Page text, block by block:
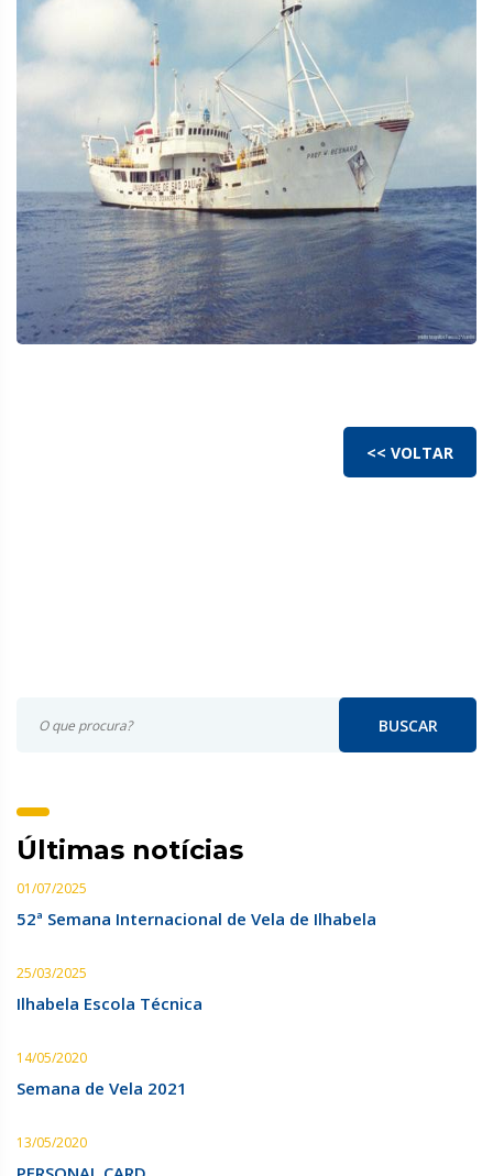
<< VOLTAR
BUSCAR
Últimas notícias
01/07/2025
52ª Semana Internacional de Vela de Ilhabela
25/03/2025
Ilhabela Escola Técnica
14/05/2020
Semana de Vela 2021
13/05/2020